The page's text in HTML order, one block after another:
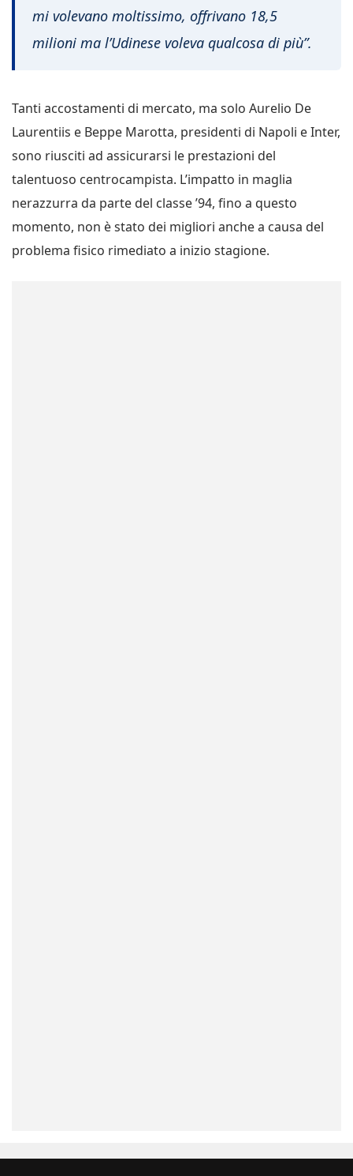
mi volevano moltissimo, offrivano 18,5
milioni ma l’Udinese voleva qualcosa di più”.
Tanti accostamenti di mercato, ma solo Aurelio De
Laurentiis e Beppe Marotta, presidenti di Napoli e Inter,
sono riusciti ad assicurarsi le prestazioni del
talentuoso centrocampista. L’impatto in maglia
nerazzurra da parte del classe ’94, fino a questo
momento, non è stato dei migliori anche a causa del
problema fisico rimediato a inizio stagione.